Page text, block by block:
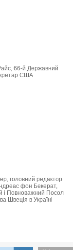
66-й Державний
США
головний редактор
фон Бекерат,
і Повноважний Посол
Швеція в Україні